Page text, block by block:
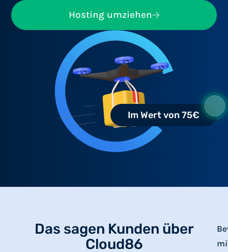
Hosting umziehen
Im Wert von 75€
Das sagen Kunden über
Cloud86